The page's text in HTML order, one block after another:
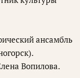
ансамбль
Вопилова.